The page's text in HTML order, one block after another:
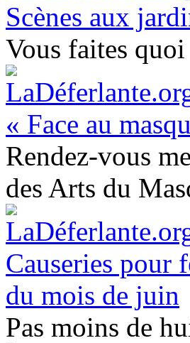
Scènes aux
Vous faites
« Face au
Rendez-vous
des Arts du
Causeries pour
du mois de juin
Pas moins de